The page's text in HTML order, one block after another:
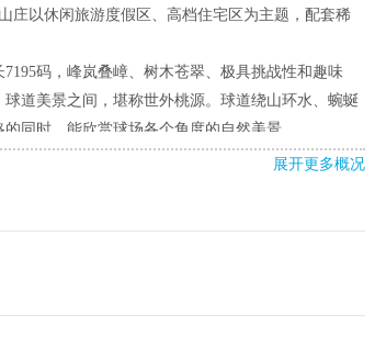
庄以休闲旅游度假区、高档住宅区为主题，配套稀
码，峰岚叠嶂、树木苍翠、极具挑战性和趣味
道美景之间，堪称世外桃源。球道绕山环水、蜿蜒
同时，能欣赏球场各个角度的自然美景。
展开更多概况